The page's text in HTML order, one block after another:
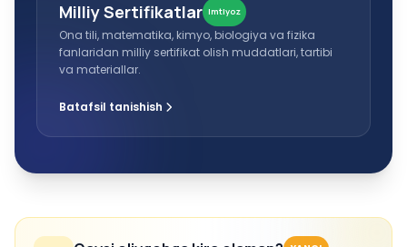
Milliy Sertifikatlar Imtiyoz
Ona tili, matematika, kimyo, biologiya va fizika
fanlaridan milliy sertifikat olish muddatlari, tartibi
va materiallar.
Batafsil tanishish